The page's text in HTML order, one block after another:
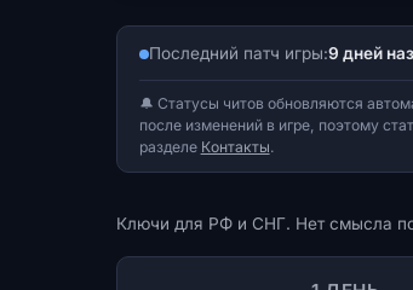
Последний патч игры:9 дней
🔔 Статусы читов обновляются
после изменений в игре, поэтому
разделе Контакты.
Ключи для РФ и СНГ. Нет смысла